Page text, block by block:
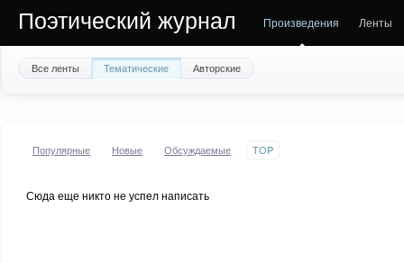
Поэтический журнал Произведения Ленты
Все ленты Тематические Авторские
Популярные Новые Обсуждаемые TOP
Сюда еще никто не успел написать